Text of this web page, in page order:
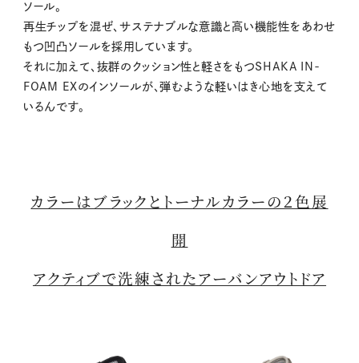
ソール。
再生チップを混ぜ、サステナブルな意識と高い機能性をあわせ
もつ凹凸ソールを採用しています。
それに加えて、抜群のクッション性と軽さをもつSHAKA IN-
FOAM EXのインソールが、弾むような軽いはき心地を支えて
いるんです。
カラーはブラックとトーナルカラーの２色展
開
アクティブで洗練されたアーバンアウトドア